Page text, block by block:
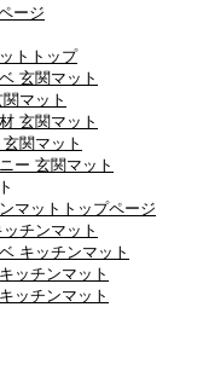
ージ
トトップ
玄関マット
マット
玄関マット
関マット
ー 玄関マット
マットトップページ
チンマット
キッチンマット
ッチンマット
ッチンマット